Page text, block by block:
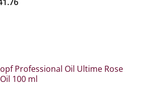
€20.80.
Professional Oil Ultime Rose
100 ml